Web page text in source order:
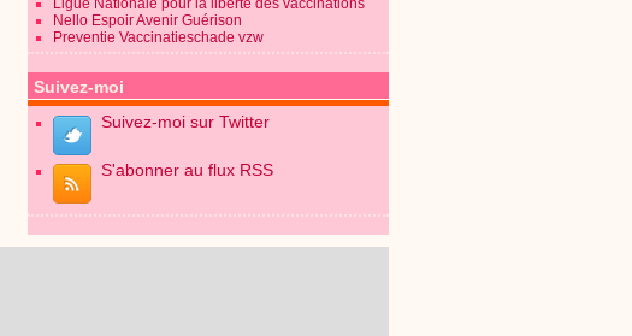
Ligue Nationale pour la liberté des vaccinations
Nello Espoir Avenir Guérison
Preventie Vaccinatieschade vzw
Suivez-moi
Suivez-moi sur Twitter
S'abonner au flux RSS